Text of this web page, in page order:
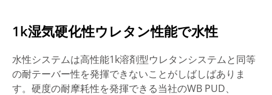
1k湿気硬化性ウレタン性能で水性
水性システムは高性能1k溶剤型ウレタンシステムと同等
の耐テーバー性を発揮できないことがしばしばありま
す。硬度の耐摩耗性を発揮できる当社のWB PUD、